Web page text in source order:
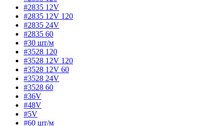
#2835 12V
#2835 12V 120
#2835 24V
#2835 60
#30 шт/м
#3528 120
#3528 12V 120
#3528 12V 60
#3528 24V
#3528 60
#36V
#48V
#5V
#60 шт/м